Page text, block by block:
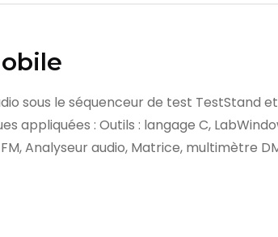
sous le séquenceur de test TestStand
appliquées : Outils : langage C,
Analyseur audio, Matrice, multimètre